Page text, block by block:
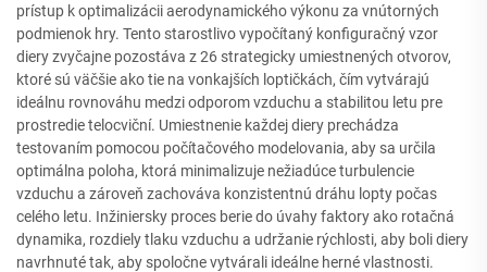
prístup k optimalizácii aerodynamického výkonu za vnútorných
podmienok hry. Tento starostlivo vypočítaný konfiguračný vzor
diery zvyčajne pozostáva z 26 strategicky umiestnených otvorov,
ktoré sú väčšie ako tie na vonkajších loptičkách, čím vytvárajú
ideálnu rovnováhu medzi odporom vzduchu a stabilitou letu pre
prostredie telocviční. Umiestnenie každej diery prechádza
testovaním pomocou počítačového modelovania, aby sa určila
optimálna poloha, ktorá minimalizuje nežiadúce turbulencie
vzduchu a zároveň zachováva konzistentnú dráhu lopty počas
celého letu. Inžiniersky proces berie do úvahy faktory ako rotačná
dynamika, rozdiely tlaku vzduchu a udržanie rýchlosti, aby boli diery
navrhnuté tak, aby spoločne vytvárali ideálne herné vlastnosti.